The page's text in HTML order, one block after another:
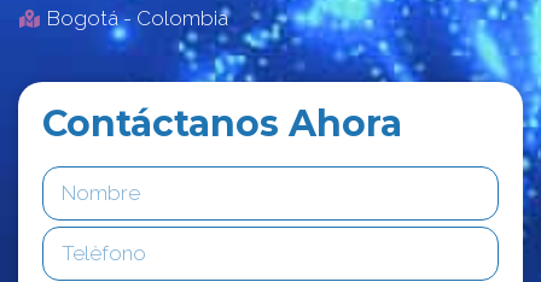
Bogotá - Colombia
Contáctanos Ahora